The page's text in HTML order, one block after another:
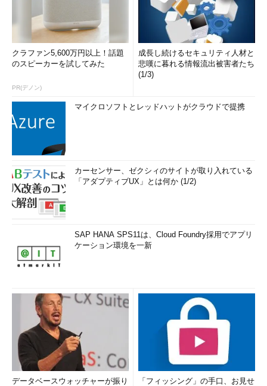
クラファン5,600万円以上！話題
のスピーカーを試してみた
PR(デノン)
成長し続けるセキュリティ人材と
悲嘆に暮れる情報流出被害者たち
(1/3)
マイクロソフトとレッドハットがクラウドで提携
カーセンサー、ゼクシィのサイトが取り入れている
「アダプティブUX」とは何か (1/2)
SAP HANA SPS11は、Cloud Foundry採用でアプリ
ケーション環境を一新
データベースウォッチャーが振り
「フィッシング」の手口、お見せ